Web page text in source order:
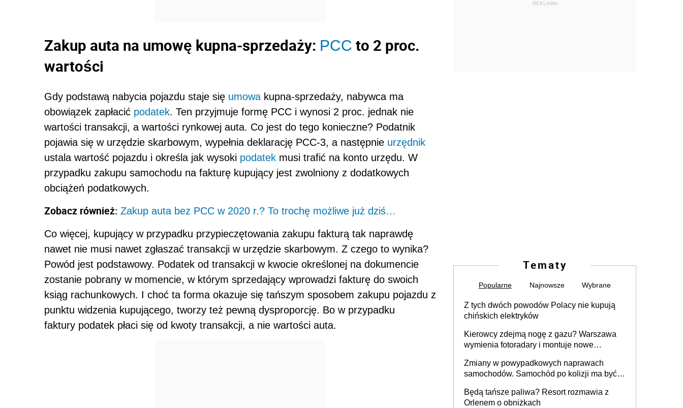
Zakup auta na umowę kupna-sprzedaży: PCC to 2 proc.
wartości
Gdy podstawą nabycia pojazdu staje się umowa kupna-sprzedaży, nabywca ma
obowiązek zapłacić podatek. Ten przyjmuje formę PCC i wynosi 2 proc. jednak nie
wartości transakcji, a wartości rynkowej auta. Co jest do tego konieczne? Podatnik
pojawia się w urzędzie skarbowym, wypełnia deklarację PCC-3, a następnie urzędnik
ustala wartość pojazdu i określa jak wysoki podatek musi trafić na konto urzędu. W
przypadku zakupu samochodu na fakturę kupujący jest zwolniony z dodatkowych
obciążeń podatkowych.
Zobacz również: Zakup auta bez PCC w 2020 r.? To trochę możliwe już dziś…
Co więcej, kupujący w przypadku przypieczętowania zakupu fakturą tak naprawdę
nawet nie musi nawet zgłaszać transakcji w urzędzie skarbowym. Z czego to wynika?
Powód jest podstawowy. Podatek od transakcji w kwocie określonej na dokumencie
zostanie pobrany w momencie, w którym sprzedający wprowadzi fakturę do swoich
ksiąg rachunkowych. I choć ta forma okazuje się tańszym sposobem zakupu pojazdu z
punktu widzenia kupującego, tworzy też pewną dysproporcję. Bo w przypadku
faktury podatek płaci się od kwoty transakcji, a nie wartości auta.
REKLAMA
Tematy
Popularne Najnowsze Wybrane
Z tych dwóch powodów Polacy nie kupują
chińskich elektryków
Kierowcy zdejmą nogę z gazu? Warszawa
wymienia fotoradary i montuje nowe
Zmiany w powypadkowych naprawach
samochodów. Samochód po kolizji ma być
technologią producenta
Będą tańsze paliwa? Resort rozmawia z
Orlenem o obniżkach